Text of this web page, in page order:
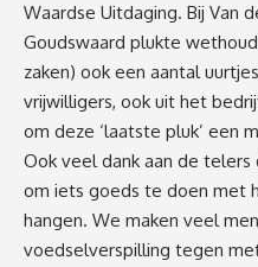
Waardse Uitdaging. Bij Van
Goudswaard plukte
zaken) ook een aantal
vrijwilligers, ook uit het
om deze ‘laatste pluk’ een
Ook veel dank aan de
om iets goeds te doen met
hangen. We maken veel
voedselverspilling tegen